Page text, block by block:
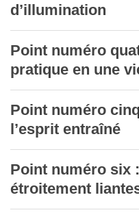
d’illumination
Point numéro
pratique en une
Point numéro
l’esprit entraîné
Point numéro six
étroitement